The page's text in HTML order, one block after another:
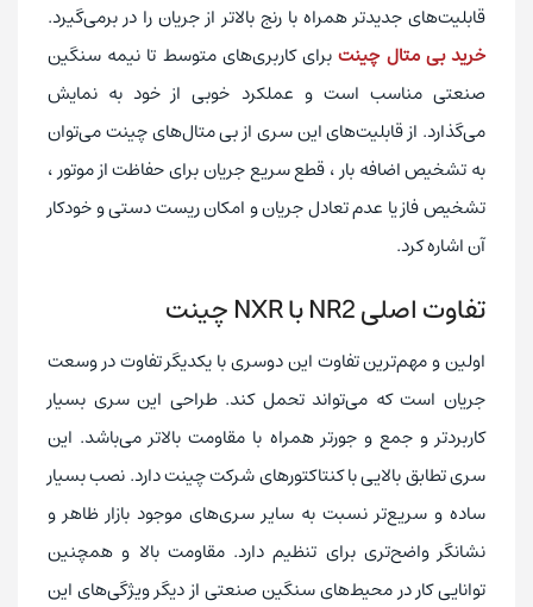
قابلیت‌های جدیدتر همراه با رنج بالاتر از جریان را در برمی‌گیرد.
خرید بی متال چینتبرای کاربری‌های متوسط تا نیمه سنگین
صنعتی مناسب است و عملکرد خوبی از خود به نمایش
می‌گذارد. از قابلیت‌های این سری از بی متال‌های چینت می‌توان
به تشخیص اضافه بار ، قطع سریع جریان برای حفاظت از موتور ،
تشخیص فاز یا عدم تعادل جریان و امکان ریست دستی و خودکار
آن اشاره کرد.
تفاوت اصلی NR2 با NXR چینت
اولین و مهم‌ترین تفاوت این دوسری با یکدیگر تفاوت در وسعت
جریان است که می‌تواند تحمل کند. طراحی این سری بسیار
کاربردتر و جمع و جورتر همراه با مقاومت بالاتر می‌باشد. این
سری تطابق بالایی با کنتاکتورهای شرکت چینت دارد. نصب بسیار
ساده و سریع‌تر نسبت به سایر سری‌های موجود بازار ظاهر و
نشانگر واضح‌تری برای تنظیم دارد. مقاومت بالا و همچنین
توانایی کار در محیط‌های سنگین صنعتی از دیگر ویژگی‌های این